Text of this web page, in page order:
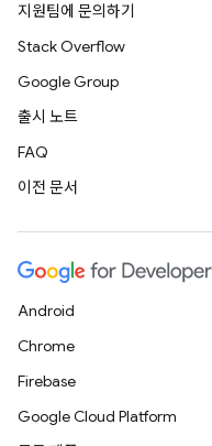
지원팀에 문의하기
Stack Overflow
Google Group
출시 노트
FAQ
이전 문서
Android
Chrome
Firebase
Google Cloud Platform